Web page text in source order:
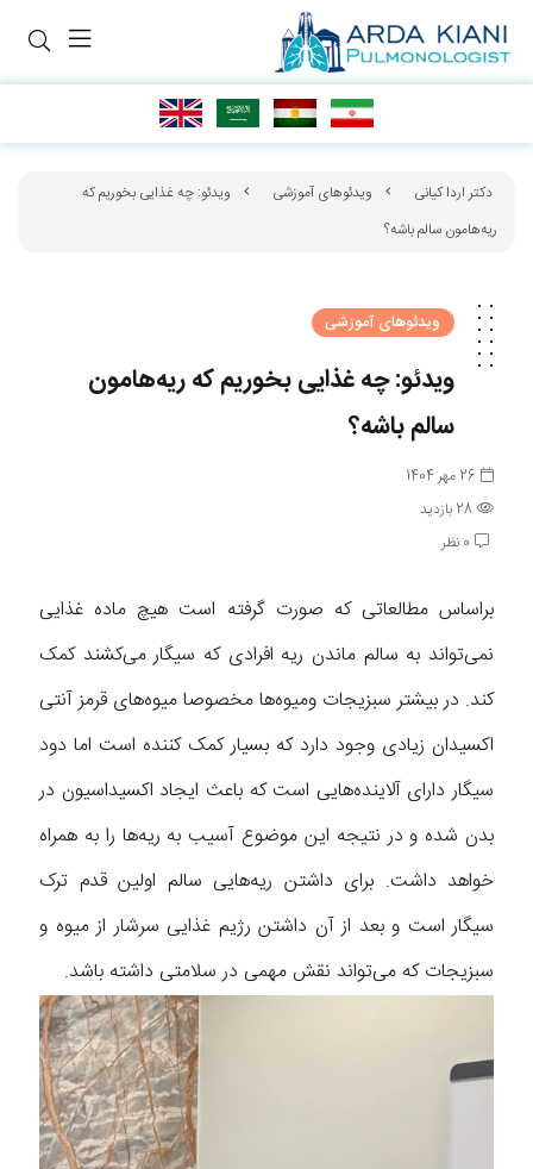
دکتر اردا کیانی ویدئوهای آموزشی
ویدئو: چه غذایی بخوریم که
ریه‌هامون سالم باشه؟
ویدئوهای آموزشی
ویدئو: چه غذایی بخوریم که ریه‌هامون
سالم باشه؟
26 مهر 1404
28 بازدید
0 نظر
براساس مطالعاتی که صورت گرفته است هیچ ماده غذایی
نمی‌تواند به سالم ماندن ریه افرادی که سیگار می‌کشند کمک
کند. در بیشتر سبزیجات ومیوه‌ها مخصوصا میوه‌های قرمز آنتی
اکسیدان زیادی وجود دارد که بسیار کمک کننده است اما دود
سیگار دارای آلاینده‌هایی است که باعث ایجاد اکسیداسیون در
بدن شده و در نتیجه این موضوع آسیب به ریه‌ها را به همراه
خواهد داشت. برای داشتن ریه‌هایی سالم اولین قدم ترک
سیگار است و بعد از آن داشتن رژیم غذایی سرشار از میوه و
سبزیجات که می‌تواند نقش مهمی در سلامتی داشته باشد.